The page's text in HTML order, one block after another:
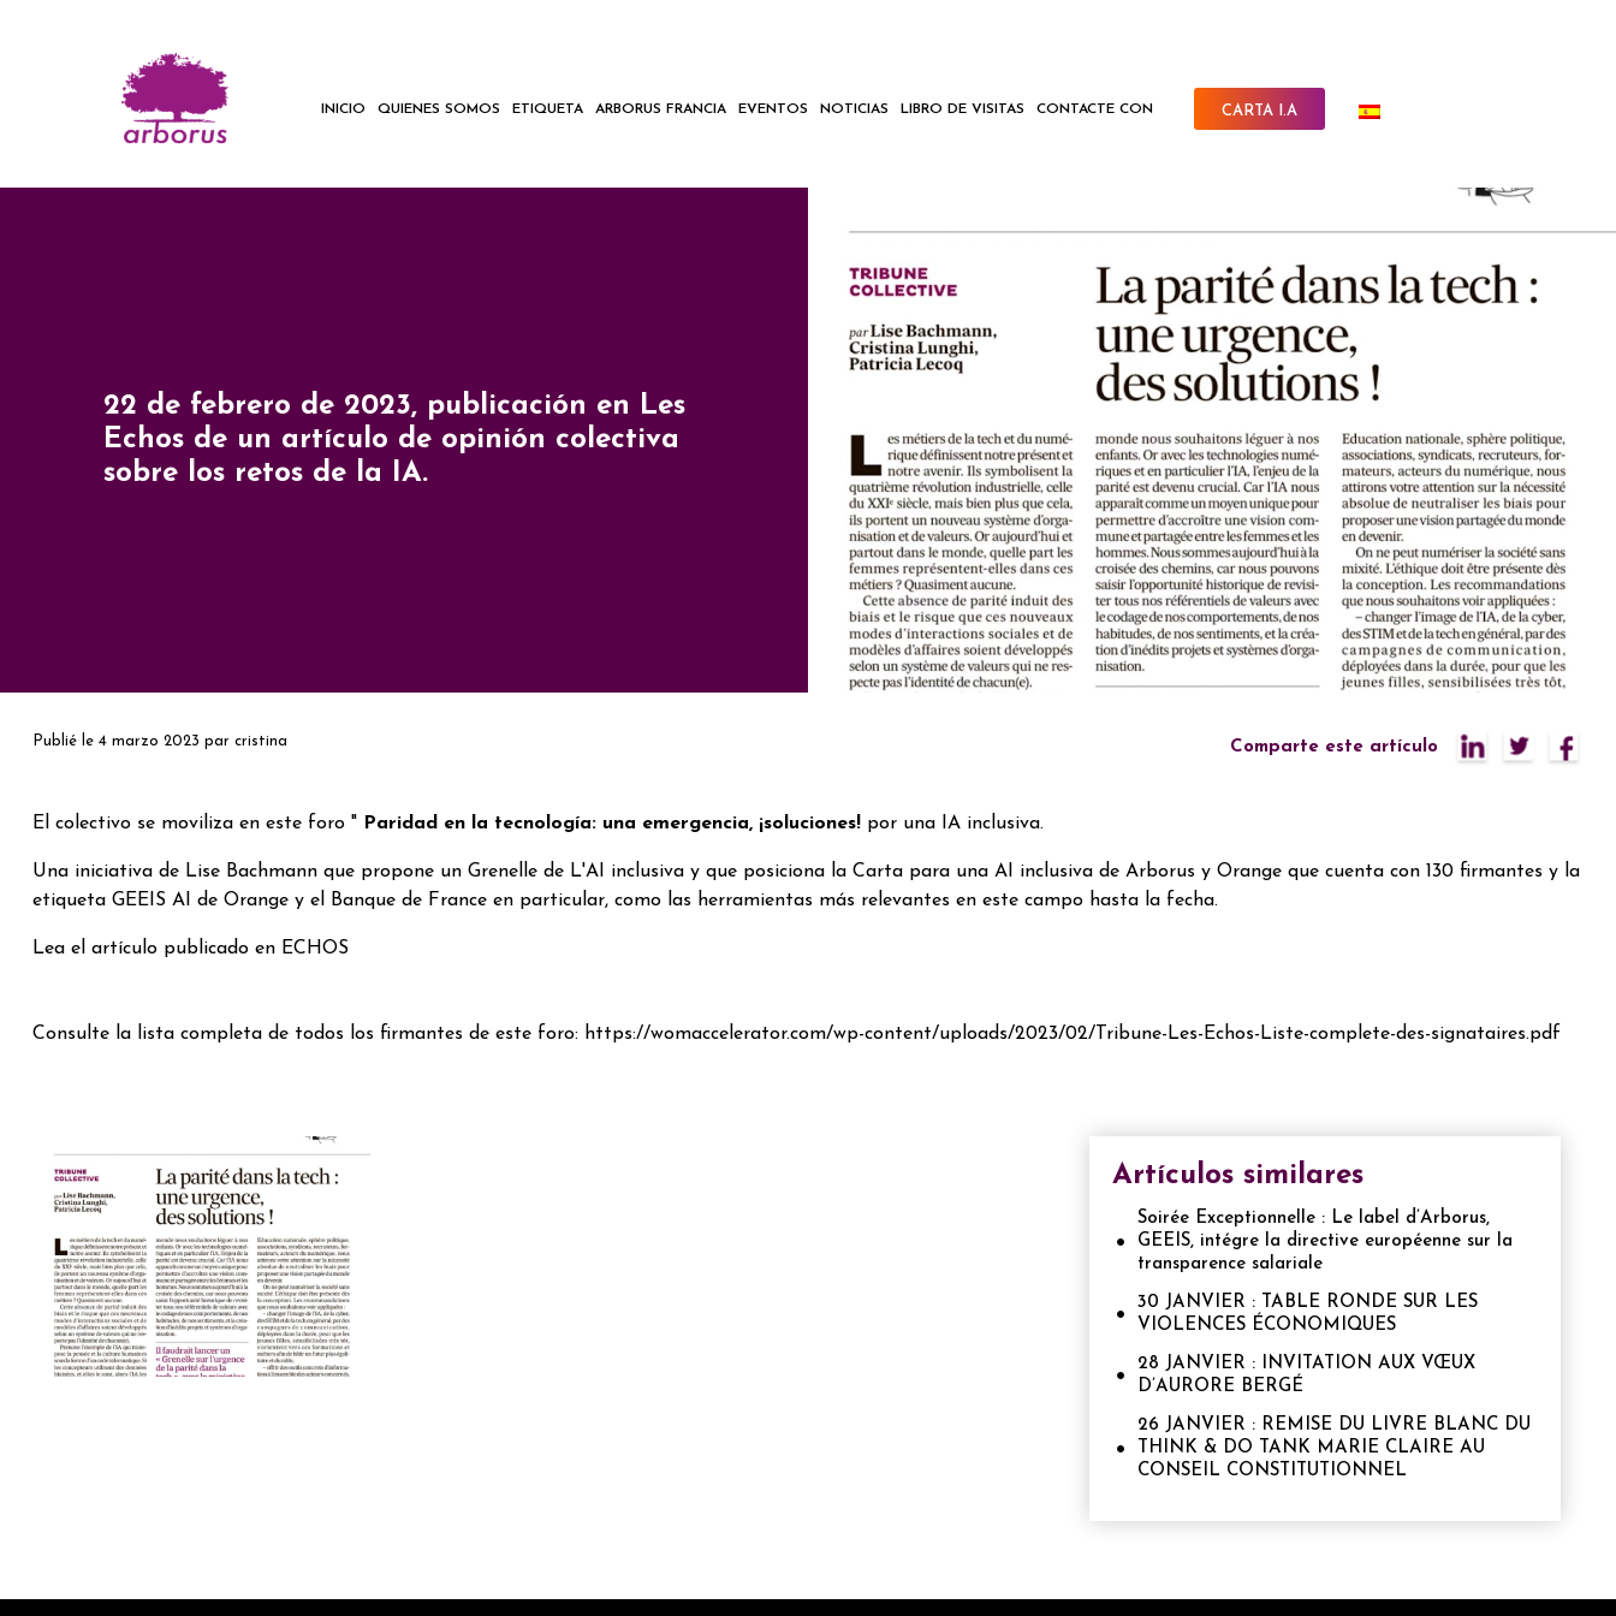
INICIO QUIENES SOMOS ETIQUETA ARBORUS FRANCIA EVENTOS NOTICIAS LIBRO DE VISITAS CONTACTE CON CARTA I.A
22 de febrero de 2023, publicación en Les
Echos de un artículo de opinión colectiva
sobre los retos de la IA.
Publié le 4 marzo 2023 par cristina Comparte este artículo
El colectivo se moviliza en este foro " Paridad en la tecnología: una emergencia, ¡soluciones! por una IA inclusiva.
Una iniciativa de Lise Bachmann que propone un Grenelle de L'AI inclusiva y que posiciona la Carta para una AI inclusiva de Arborus y Orange que cuenta con 130 firmantes y la
etiqueta GEEIS AI de Orange y el Banque de France en particular, como las herramientas más relevantes en este campo hasta la fecha.
Lea el artículo publicado en ECHOS
Consulte la lista completa de todos los firmantes de este foro: https://womaccelerator.com/wp-content/uploads/2023/02/Tribune-Les-Echos-Liste-complete-des-signataires.pdf
Artículos similares
Soirée Exceptionnelle : Le label d’Arborus,
GEEIS, intégre la directive européenne sur la
transparence salariale
30 JANVIER : TABLE RONDE SUR LES
VIOLENCES ÉCONOMIQUES
28 JANVIER : INVITATION AUX VŒUX
D’AURORE BERGÉ
26 JANVIER : REMISE DU LIVRE BLANC DU
THINK & DO TANK MARIE CLAIRE AU
CONSEIL CONSTITUTIONNEL